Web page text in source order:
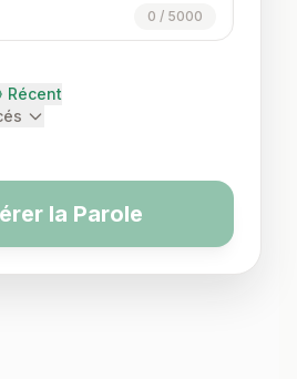
0 / 5000
Récent
la Parole